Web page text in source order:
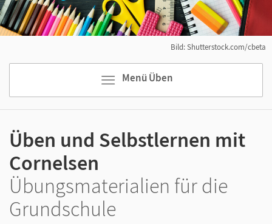
Menü Üben
Bild: Shutterstock.com/cbeta
Üben und Selbstlernen mit
Cornelsen
Übungsmaterialien für die
Grundschule